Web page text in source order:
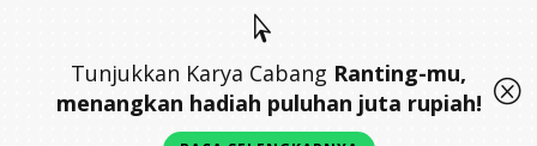

Tunjukkan Karya Cabang Ranting-mu,
menangkan hadiah puluhan juta rupiah! Q